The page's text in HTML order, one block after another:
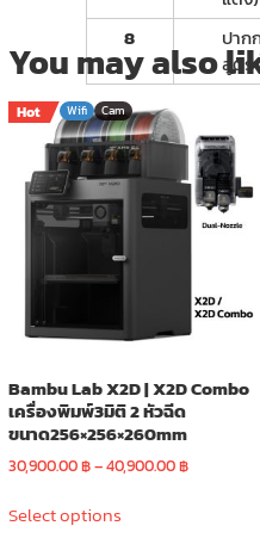
8
ปาก
สูตร
You may also
Hot Wifi Cam
Bambu Lab X2D | X2D Combo
เครื่องพิมพ์3มิติ 2 หัวฉีด
ขนาด256×256×260mm
30,900.00฿–40,900.00฿Price
Select optionsproduct